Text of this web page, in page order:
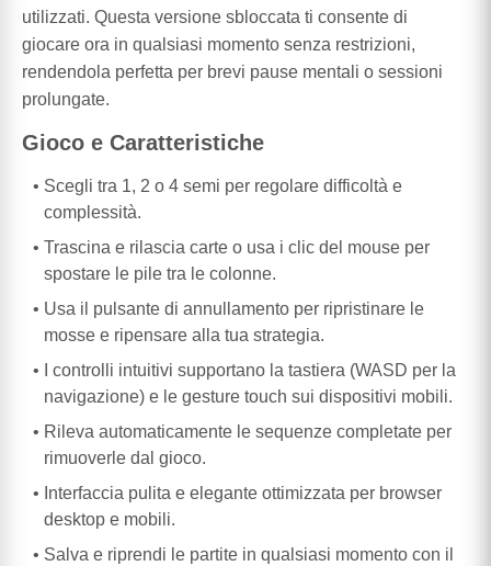
utilizzati. Questa versione sbloccata ti consente di
giocare ora in qualsiasi momento senza restrizioni,
rendendola perfetta per brevi pause mentali o sessioni
prolungate.
Gioco e Caratteristiche
Scegli tra 1, 2 o 4 semi per regolare difficoltà e
complessità.
Trascina e rilascia carte o usa i clic del mouse per
spostare le pile tra le colonne.
Usa il pulsante di annullamento per ripristinare le
mosse e ripensare alla tua strategia.
I controlli intuitivi supportano la tastiera (WASD per la
navigazione) e le gesture touch sui dispositivi mobili.
Rileva automaticamente le sequenze completate per
rimuoverle dal gioco.
Interfaccia pulita e elegante ottimizzata per browser
desktop e mobili.
Salva e riprendi le partite in qualsiasi momento con il